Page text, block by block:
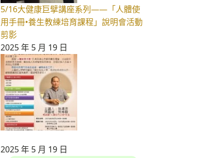
5/16大健康巨擘講座系列——「人體使
用手冊•養生教練培育課程」說明會活動
剪影
2025 年 5 月 19 日
2025 年 5 月 19 日